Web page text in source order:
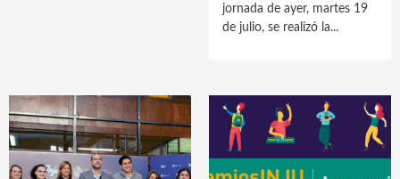
jornada de ayer, martes 19
de julio, se realizó la...